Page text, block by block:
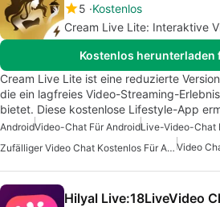
5 Kostenlos
Cream Live Lite: Interaktive
Kostenlos herunterladen
Cream Live Lite ist eine reduzierte
die ein lagfreies Video-Streaming-
bietet. Diese kostenlose Lifestyle-App
AndroidVideo-Chat Für AndroidLive-Video-Chat
Zufälliger Video Chat Kostenlos Für Android Video
Hilyal Live:18LiveVideo